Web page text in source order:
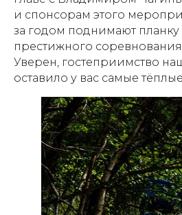
и спонсорам этого
за годом поднимают планку
престижного
Уверен, гостеприимство
оставило у вас самые